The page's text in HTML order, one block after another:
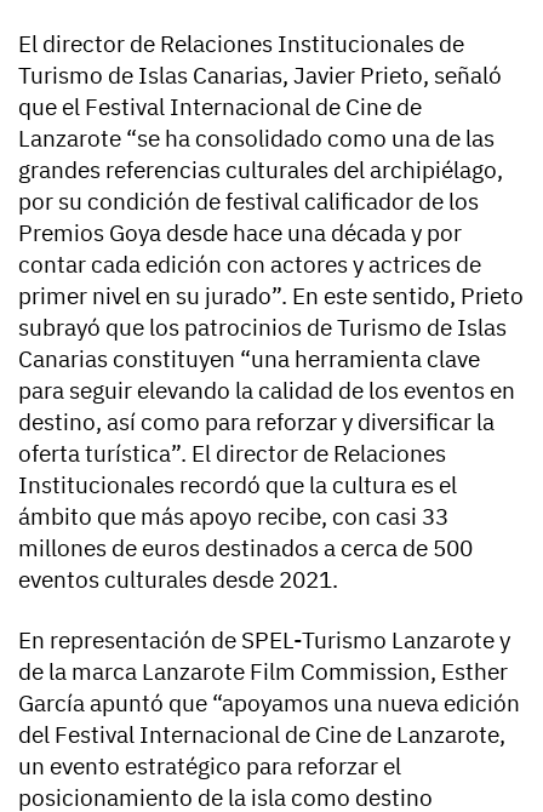
El director de Relaciones Institucionales de
Turismo de Islas Canarias, Javier Prieto, señaló
que el Festival Internacional de Cine de
Lanzarote “se ha consolidado como una de las
grandes referencias culturales del archipiélago,
por su condición de festival calificador de los
Premios Goya desde hace una década y por
contar cada edición con actores y actrices de
primer nivel en su jurado”. En este sentido, Prieto
subrayó que los patrocinios de Turismo de Islas
Canarias constituyen “una herramienta clave
para seguir elevando la calidad de los eventos en
destino, así como para reforzar y diversificar la
oferta turística”. El director de Relaciones
Institucionales recordó que la cultura es el
ámbito que más apoyo recibe, con casi 33
millones de euros destinados a cerca de 500
eventos culturales desde 2021.
En representación de SPEL-Turismo Lanzarote y
de la marca Lanzarote Film Commission, Esther
García apuntó que “apoyamos una nueva edición
del Festival Internacional de Cine de Lanzarote,
un evento estratégico para reforzar el
posicionamiento de la isla como destino